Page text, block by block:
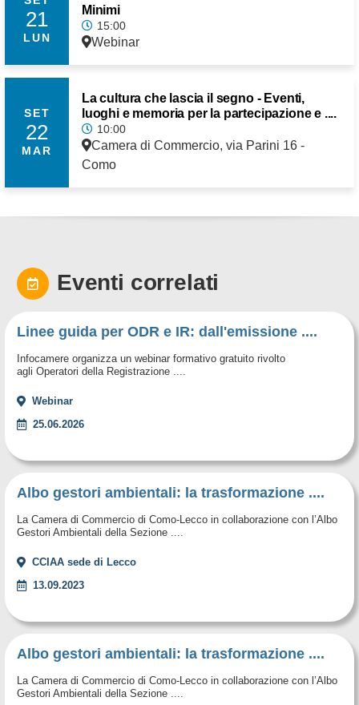
21
LUN
Minimi
15:00
Webinar
SET
22
MAR
La cultura che lascia il segno - Eventi,
luoghi e memoria per la partecipazione e ....
10:00
Camera di Commercio, via Parini 16 -
Como
Eventi correlati
Linee guida per ODR e IR: dall'emissione ....
Infocamere organizza un webinar formativo gratuito rivolto
agli Operatori della Registrazione ....
Webinar
25.06.2026
Albo gestori ambientali: la trasformazione ....
La Camera di Commercio di Como-Lecco in collaborazione con l’Albo
Gestori Ambientali della Sezione ....
CCIAA sede di Lecco
13.09.2023
Albo gestori ambientali: la trasformazione ....
La Camera di Commercio di Como-Lecco in collaborazione con l’Albo
Gestori Ambientali della Sezione ....